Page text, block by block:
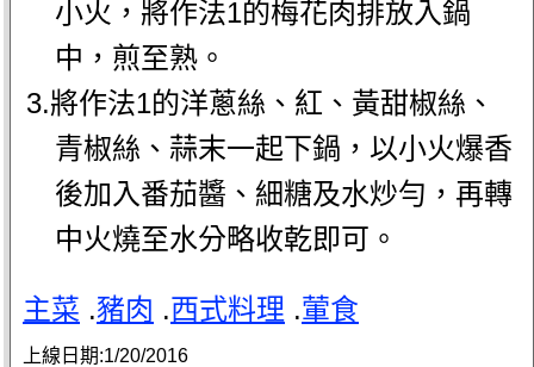
小火，將作法1的梅花肉排放入鍋
中，煎至熟。
3.將作法1的洋蔥絲、紅、黃甜椒絲、
青椒絲、蒜末一起下鍋，以小火爆香
後加入番茄醬、細糖及水炒勻，再轉
中火燒至水分略收乾即可。
主菜 .豬肉 .西式料理 .葷食
上線日期:1/20/2016